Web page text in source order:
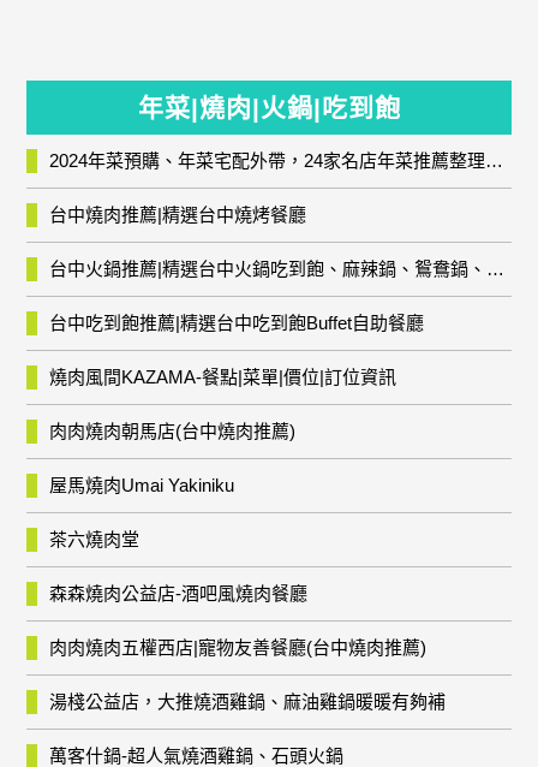
年菜|燒肉|火鍋|吃到飽
2024年菜預購、年菜宅配外帶，24家名店年菜推薦整理，圍爐輕鬆上菜團圓趣
台中燒肉推薦|精選台中燒烤餐廳
台中火鍋推薦|精選台中火鍋吃到飽、麻辣鍋、鴛鴦鍋、石頭火鍋、酸菜白肉鍋、海鮮鍋、燒酒雞、麻油雞、壽喜燒等熱門人氣火鍋店!
台中吃到飽推薦|精選台中吃到飽Buffet自助餐廳
燒肉風間KAZAMA-餐點|菜單|價位|訂位資訊
肉肉燒肉朝馬店(台中燒肉推薦)
屋馬燒肉Umai Yakiniku
茶六燒肉堂
森森燒肉公益店-酒吧風燒肉餐廳
肉肉燒肉五權西店|寵物友善餐廳(台中燒肉推薦)
湯棧公益店，大推燒酒雞鍋、麻油雞鍋暖暖有夠補
萬客什鍋-超人氣燒酒雞鍋、石頭火鍋